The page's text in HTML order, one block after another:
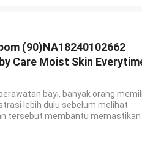
(90)NA18240102662
Care Moist Skin
bayi, banyak orang
lebih dulu sebelum melihat
tersebut membantu memastikan